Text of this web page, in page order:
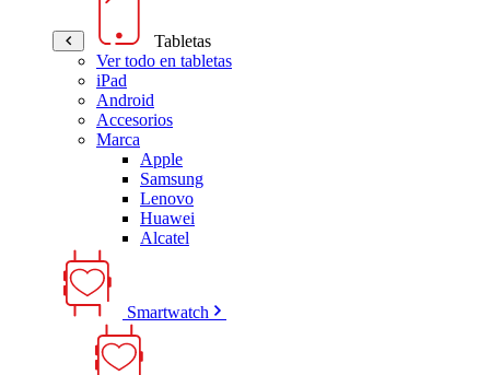
Tabletas
Ver todo en tabletas
iPad
Android
Accesorios
Marca
Apple
Samsung
Lenovo
Huawei
Alcatel
Smartwatch